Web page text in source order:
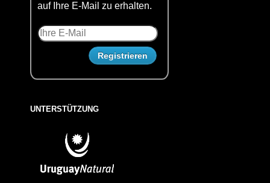
auf Ihre E-Mail zu erhalten.
UNTERSTÜTZUNG